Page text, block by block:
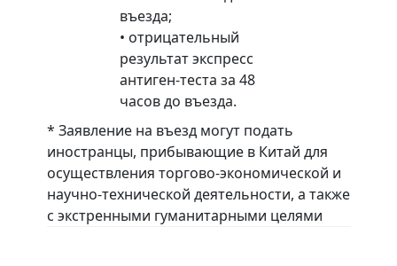
въезда;
• отрицательный
результат экспресс
антиген-теста за 48
часов до въезда.
* Заявление на въезд могут подать
иностранцы, прибывающие в Китай для
осуществления торгово-экономической и
научно-технической деятельности, а также
с экстренными гуманитарными целями